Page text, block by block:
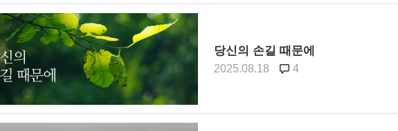
당신의 손길 때문에
2025.08.18 4